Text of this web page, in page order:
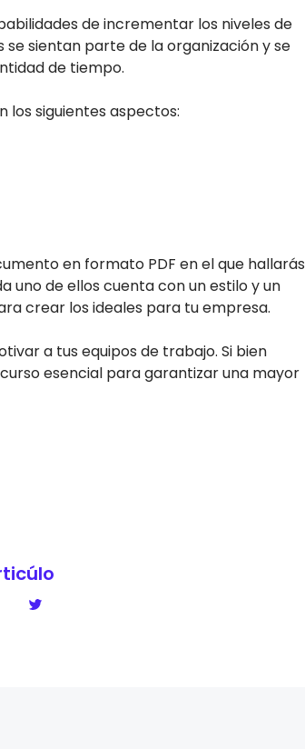
de incrementar los niveles de
sientan parte de la organización y se
de tiempo.
los siguientes aspectos:
en formato PDF en el que hallarás
uno de ellos cuenta con un estilo y un
crear los ideales para tu empresa.
a tus equipos de trabajo. Si bien
esencial para garantizar una mayor